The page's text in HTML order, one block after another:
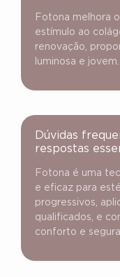
Fotona melhora
estímulo ao
renovação,
luminosa e jovem.
Dúvidas
respostas
Fotona é uma
e eficaz para
progressivos,
qualificados, e
conforto e